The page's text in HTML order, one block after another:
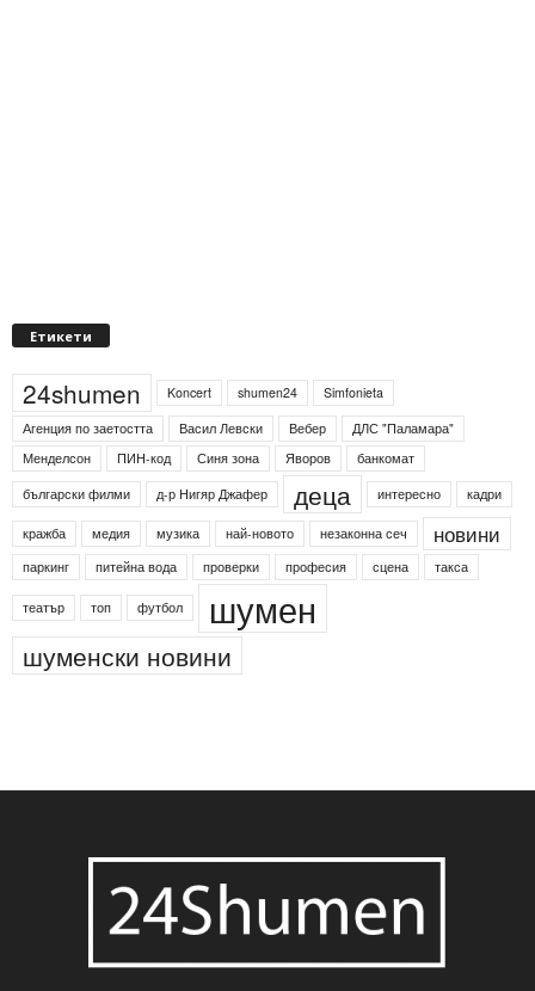
Етикети
24shumen Koncert shumen24
Simfonieta
Агенция по заетостта
Васил Левски Вебер
ДЛС "Паламара"
Менделсон
ПИН-код Синя зона Яворов
банкомат
български филми
д-р Нигяр Джафер деца интересно кадри
кражба медия музика най-новото незаконна сеч новини
паркинг питейна вода проверки професия сцена такса
театър топ футбол шумен
шуменски новини